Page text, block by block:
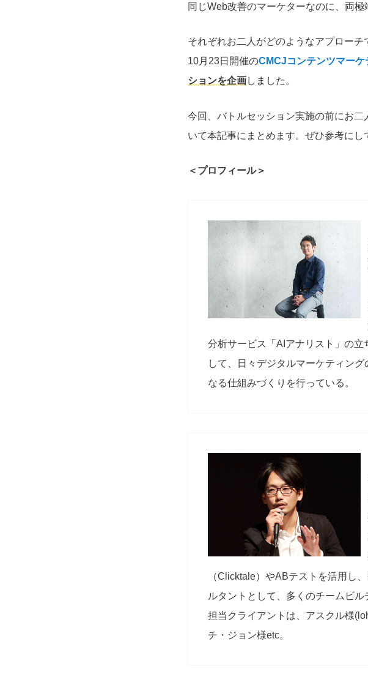
同じWeb改善のマーケターなのに、両極
それぞれお二人がどのようなアプロー
10月23日開催のCMCJコンテンツマー
ションを企画しました。
今回、バトルセッション実施の前にお
いて本記事にまとめます。ぜひ参考にし
＜プロフィール＞
分析サービス「AIアナリスト」の
して、日々デジタルマーケティン
なる仕組みづくりを行っている。
（Clicktale）やABテストを活用し
ルタントとして、多くのチームビ
担当クライアントは、アスクル様
チ・ジョン様etc。